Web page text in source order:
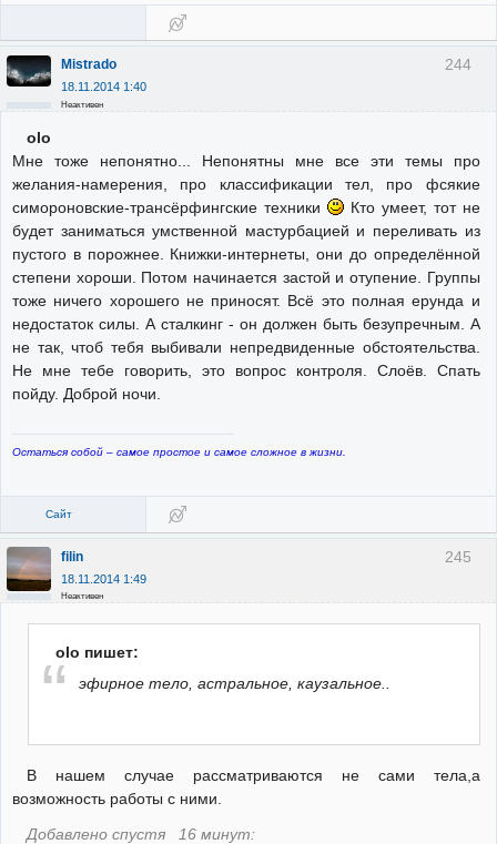
244
Mistrado
18.11.2014 1:40
Неактивен
olo
Мне тоже непонятно... Непонятны мне все эти темы про
желания-намерения, про классификации тел, про фсякие
симороновские-трансёрфингские техники
Кто умеет, тот не
будет заниматься умственной мастурбацией и переливать из
пустого в порожнее. Книжки-интернеты, они до определённой
степени хороши. Потом начинается застой и отупение. Группы
тоже ничего хорошего не приносят. Всё это полная ерунда и
недостаток силы. А сталкинг - он должен быть безупречным. А
не так, чтоб тебя выбивали непредвиденные обстоятельства.
Не мне тебе говорить, это вопрос контроля. Слоёв. Спать
пойду. Доброй ночи.
Остаться собой – самое простое и самое сложное в жизни.
Сайт
245
filin
18.11.2014 1:49
Неактивен
olo пишет:
эфирное тело, астральное, каузальное..
В нашем случае рассматриваются не сами тела,а
возможность работы с ними.
Добавлено спустя 16 минут: